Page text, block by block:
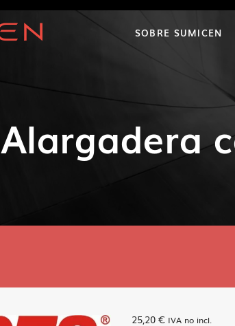
SOBRE SUMICEN
Alargadera
25,20 € IVA no incl.